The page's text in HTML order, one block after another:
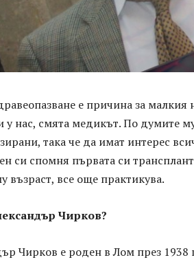
е причина за
у нас, смята медикът. По думите
така че да имат интерес
си спомня първата си
възраст, все още практикува.
Чирков?
Чирков е роден в Лом през 1938